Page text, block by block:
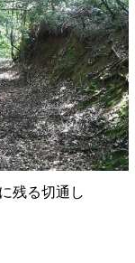
残る切通し